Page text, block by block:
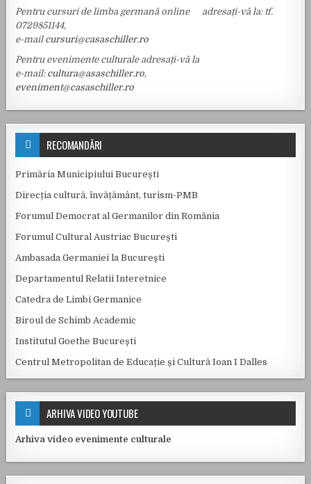
Pentru cursuri de limba germană online adresați-vă la: tf.
0729851144,
e-mail cursuri@casaschiller.ro
Pentru evenimente culturale adresați-vă la
e-mail: cultura@asaschiller.ro,
eveniment@casaschiller.ro
RECOMANDĂRI
Primăria Municipiului Bucureşti
Direcția cultură, învățământ, turism-PMB
Forumul Democrat al Germanilor din România
Forumul Cultural Austriac București
Ambasada Germaniei la Bucureşti
Departamentul Relatii Interetnice
Catedra de Limbi Germanice
Biroul de Schimb Academic
Institutul Goethe Bucureşti
Centrul Metropolitan de Educație și Cultură Ioan I Dalles
ARHIVA VIDEO YOUTUBE
Arhiva video evenimente culturale